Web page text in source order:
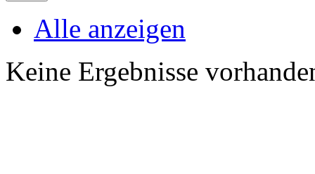
Alle anzeigen
Keine Ergebnisse